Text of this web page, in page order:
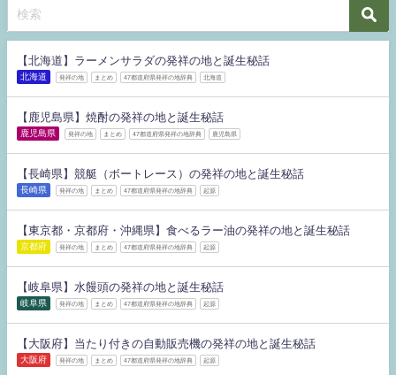
【北海道】ラーメンサラダの発祥の地と誕生秘話
北海道 発祥の地 まとめ 47都道府県発祥の地辞典 北海道
【鹿児島県】焼酎の発祥の地と誕生秘話
鹿児島県 発祥の地 まとめ 47都道府県発祥の地辞典 鹿児島県
【長崎県】競艇（ボートレース）の発祥の地と誕生秘話
長崎県 発祥の地 まとめ 47都道府県発祥の地辞典 起源
【東京都・京都府・沖縄県】食べるラー油の発祥の地と誕生秘話
京都府 発祥の地 まとめ 47都道府県発祥の地辞典 起源
【岐阜県】水饅頭の発祥の地と誕生秘話
岐阜県 発祥の地 まとめ 47都道府県発祥の地辞典 起源
【大阪府】当たり付きの自動販売機の発祥の地と誕生秘話
大阪府 発祥の地 まとめ 47都道府県発祥の地辞典 起源